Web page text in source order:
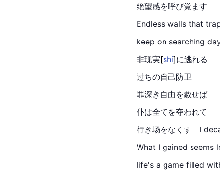
绝望感を呼び覚ます
Endless walls that
keep on searching
非现実[shí]に逃れる
过ちの自己防卫
罪深き自由を赦せば
仆は全てを夺われて
行き场をなくす　I
What I gained seems
life's a game filled